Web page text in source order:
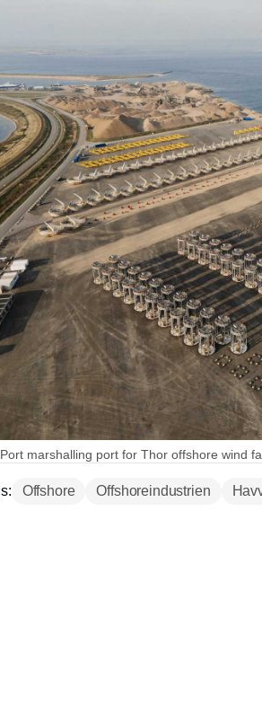
marshalling port for Thor offshore wind
Offshore Offshoreindustrien